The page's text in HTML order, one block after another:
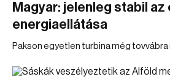
Magyar: jelenleg stabil az
energiaellátása
Pakson egyetlen turbina még